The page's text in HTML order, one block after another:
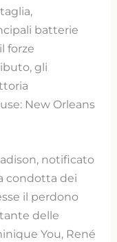
batterie
forze
gli
New Orleans
notificato
condotta dei
il perdono
delle
You, René